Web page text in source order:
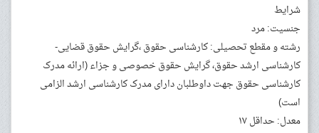
شرایط
جنسیت: مرد
رشته و مقطع تحصیلی: کارشناسی حقوق ،گرایش حقوق قضایی-
کارشناسی ارشد حقوق، گرایش حقوق خصوصی و جزاء (ارائه مدرک
کارشناسی حقوق جهت داوطلبان دارای مدرک کارشناسی ارشد الزامی
است)
معدل: حداقل ۱۷